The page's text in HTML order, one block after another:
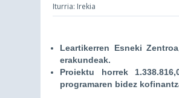
Iturria: Irekia
Leartikerren Esneki
erakundeak.
Proiektu horrek
programaren bidez